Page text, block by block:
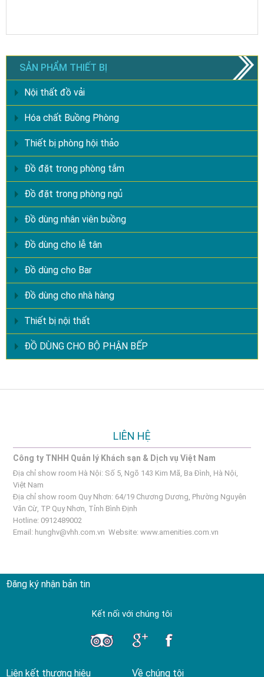
SẢN PHẨM THIẾT BỊ
Nội thất đồ vải
Hóa chất Buồng Phòng
Thiết bị phòng hội thảo
Đồ đặt trong phòng tắm
Đồ đặt trong phòng ngủ
Đồ dùng nhân viên buồng
Đồ dùng cho lễ tân
Đồ dùng cho Bar
Đồ dùng cho nhà hàng
Thiết bị nội thất
ĐỒ DÙNG CHO BỘ PHẬN BẾP
LIÊN HỆ
Công ty TNHH Quản lý Khách sạn & Dịch vụ Việt Nam
Địa chỉ show room Hà Nội: Số 5, Ngõ 143 Kim Mã, Ba Đình, Hà Nội,
Việt Nam
Địa chỉ show room Quy Nhơn: 64/19 Chương Dương, Phường Nguyên
Văn Cừ, TP Quy Nhơn, Tỉnh Bình Định
Hotline: 0912489002
Email: hunghv@vhh.com.vn Website:www.amenities.com.vn
Đăng ký nhận bản tin
Kết nối với chúng tôi
Liên kết thương hiệu Về chúng tôi